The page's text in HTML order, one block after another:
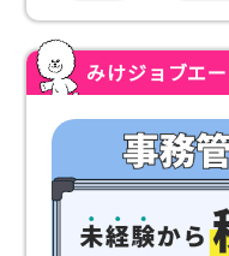
みけジョブエ